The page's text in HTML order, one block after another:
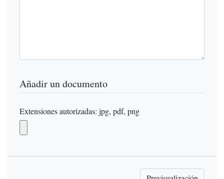
Añadir un documento
Extensiones autorizadas: jpg, pdf, png